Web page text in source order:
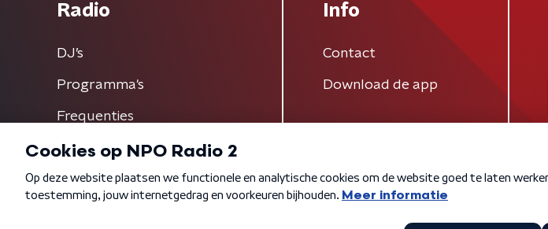
Radio
DJ’s
Programma's
Frequenties
Info
Contact
Download de app
Algemene voorwaarden Privacybeleid